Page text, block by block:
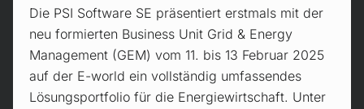
Die PSI Software SE präsentiert erstmals mit der
neu formierten Business Unit Grid & Energy
Management (GEM) vom 11. bis 13 Februar 2025
auf der E-world ein vollständig umfassendes
Lösungsportfolio für die Energiewirtschaft. Unter